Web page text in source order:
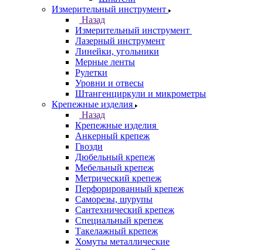
Измерительный инструмент
Назад
Измерительный инструмент
Лазерный инструмент
Линейки, угольники
Мерные ленты
Рулетки
Уровни и отвесы
Штангенциркули и микрометры
Крепежные изделия
Назад
Крепежные изделия
Анкерный крепеж
Гвозди
Дюбельный крепеж
Мебельный крепеж
Метрический крепеж
Перфорированный крепеж
Саморезы, шурупы
Сантехнический крепеж
Специальный крепеж
Такелажный крепеж
Хомуты металлические